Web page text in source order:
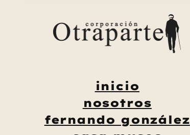
inicio
nosotros
fernando gonzález